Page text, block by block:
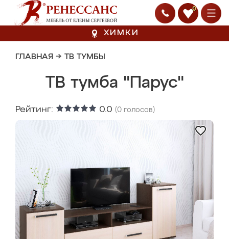
0
ХИМКИ
ГЛАВНАЯ → ТВ ТУМБЫ
ТВ тумба "Парус"
Рейтинг: 0.0 (0 голосов)